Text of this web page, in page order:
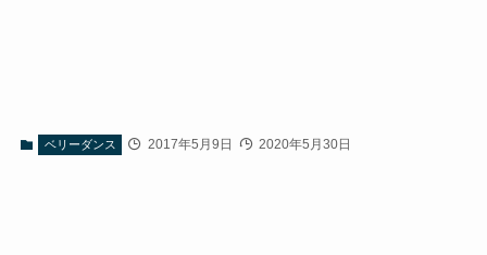
ベリーダンス 2017年5月9日 2020年5月30日